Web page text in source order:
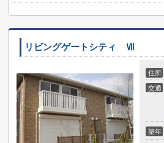
リビングゲートシティ Ⅶ
住所
交通
築年